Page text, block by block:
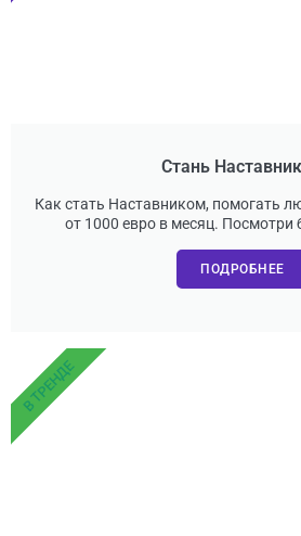
Стань
Как стать Наставником, помогать
от 1000 евро в месяц. Посмотри
ПОДРОБНЕЕ
В ТРЕНДЕ